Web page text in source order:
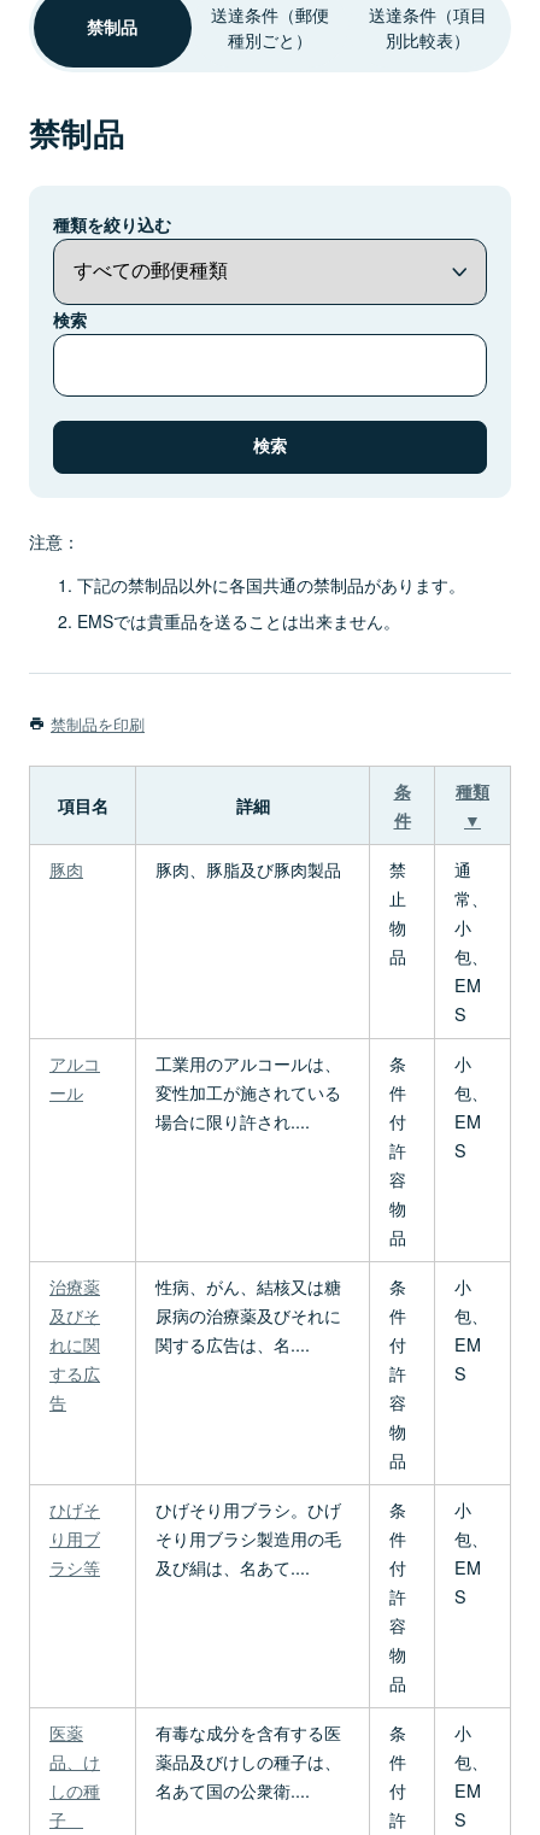
禁制品
送達条件（郵便
種別ごと）
送達条件（項目
別比較表）
禁制品
種類を絞り込む
検索
注意：
下記の禁制品以外に各国共通の禁制品があります。
EMSでは貴重品を送ることは出来ません。
禁制品を印刷
項目名 詳細
条
件
種類
▼
豚肉 豚肉、豚脂及び豚肉製品
禁
止
物
品
通
常、
小
包、
EM
S
アルコ
ール
工業用のアルコールは、
変性加工が施されている
場合に限り許され....
条
件
付
許
容
物
品
小
包、
EM
S
治療薬
及びそ
れに関
する広
告
性病、がん、結核又は糖
尿病の治療薬及びそれに
関する広告は、名....
条
件
付
許
容
物
品
小
包、
EM
S
ひげそ
り用ブ
ラシ等
ひげそり用ブラシ。ひげ
そり用ブラシ製造用の毛
及び絹は、名あて....
条
件
付
許
容
物
品
小
包、
EM
S
医薬
品、け
しの種
子
有毒な成分を含有する医
薬品及びけしの種子は、
名あて国の公衆衛....
条
件
付
許
小
包、
EM
S